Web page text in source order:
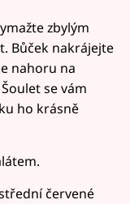
zbylým
Bůček nakrájejte
nahoru na
se vám
ho krásně
červené